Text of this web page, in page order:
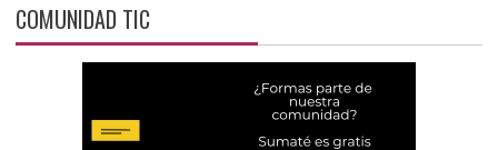
COMUNIDAD TIC